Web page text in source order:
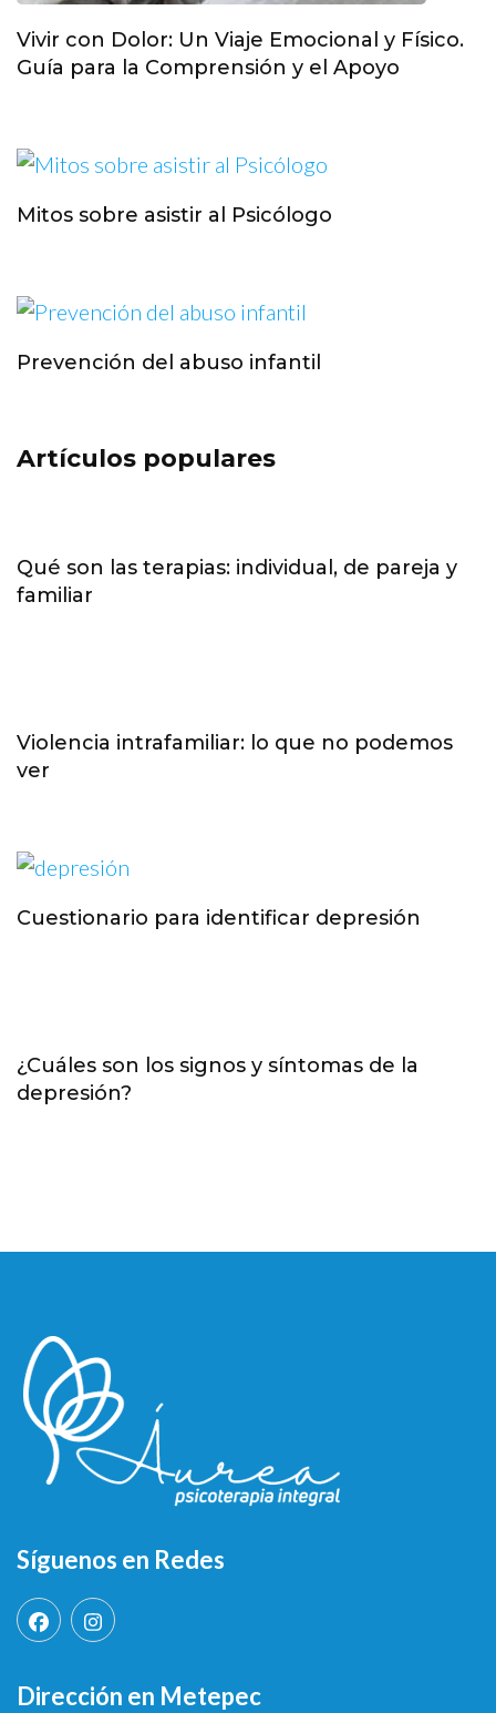
Vivir con Dolor: Un Viaje Emocional y Físico.
Guía para la Comprensión y el Apoyo
Mitos sobre asistir al Psicólogo
Prevención del abuso infantil
Artículos populares
Qué son las terapias: individual, de pareja y
familiar
Violencia intrafamiliar: lo que no podemos
ver
Cuestionario para identificar depresión
¿Cuáles son los signos y síntomas de la
depresión?
Síguenos en Redes
Dirección en Metepec